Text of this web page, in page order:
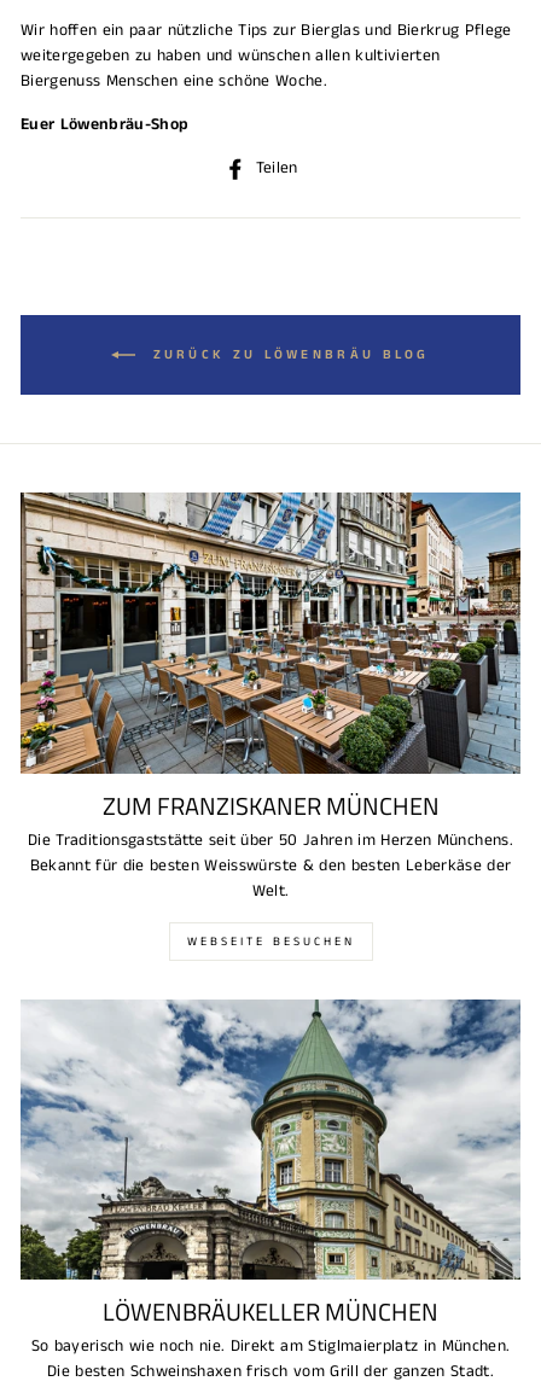
Wir hoffen ein paar nützliche Tips zur Bierglas und Bierkrug Pflege
weitergegeben zu haben und wünschen allen kultivierten
Biergenuss Menschen eine schöne Woche.
Euer Löwenbräu-Shop
Teilen
teilen
ZURÜCK ZU LÖWENBRÄU BLOG
ZUM FRANZISKANER MÜNCHEN
Die Traditionsgaststätte seit über 50 Jahren im Herzen Münchens.
Bekannt für die besten Weisswürste & den besten Leberkäse der
Welt.
WEBSEITE BESUCHEN
LÖWENBRÄUKELLER MÜNCHEN
So bayerisch wie noch nie. Direkt am Stiglmaierplatz in München.
Die besten Schweinshaxen frisch vom Grill der ganzen Stadt.